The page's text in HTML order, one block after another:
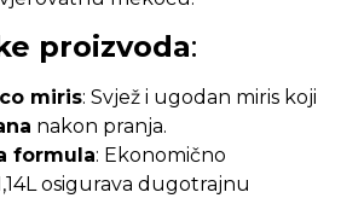
proizvoda:
miris: Svjež i ugodan miris koji
nakon pranja.
formula: Ekonomično
osigurava dugotrajnu